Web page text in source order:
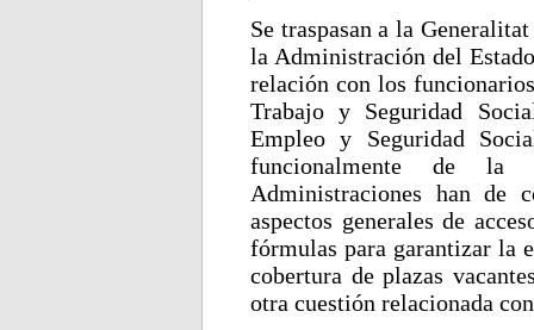
Se traspasan a la
la Administración del
relación con los
Trabajo y Seguridad
Empleo y Seguridad
funcionalmente de la
Administraciones han de
aspectos generales de
fórmulas para garantizar la
cobertura de plazas
otra cuestión relacionada